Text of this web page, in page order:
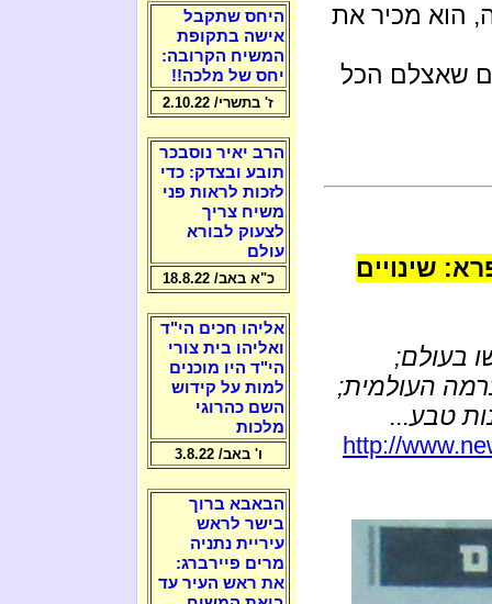
הוא מכיר את
שאצלם הכל
שינויים
בעולם;
העולמית;
טבע...
http://
היחס שתקבל
אישה בתקופת
המשיח הקרובה:
יחס של מלכה!!
ז' בתשרי/ 2.10.22
הרב יאיר נוסבכר
תובע ובצדק: כדי
לזכות לראות פני
משיח צריך
לצעוק לבורא
עולם
כ"א באב/ 18.8.22
אליהו חכים הי"ד
ואליהו בית צורי
הי"ד היו מוכנים
למות על קידוש
השם כהרוגי
מלכות
ו' באב/ 3.8.22
הבאבא ברוך
בישר לראש
עיריית נתניה
מרים פיירברג:
את ראש העיר עד